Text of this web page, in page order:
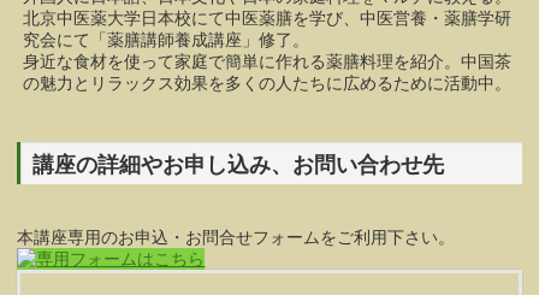
北京中医薬大学日本校にて中医薬膳を学び、中医営養・薬膳学研
究会にて「薬膳講師養成講座」修了。
身近な食材を使って家庭で簡単に作れる薬膳料理を紹介。中国茶
の魅力とリラックス効果を多くの人たちに広めるために活動中。
講座の詳細やお申し込み、お問い合わせ先
本講座専用のお申込・お問合せフォームをご利用下さい。